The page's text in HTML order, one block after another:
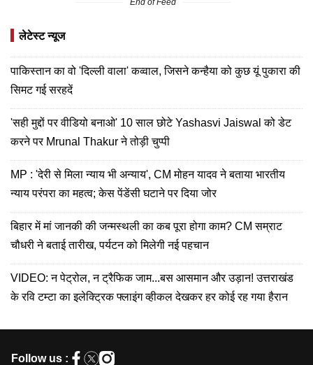
End of Feed
लेटेस्ट न्यूज
पाकिस्तान का वो 'दिल्ली वाला' कव्वाल, जिसने कन्हैया को कुछ यूं पुकारा की
सिमट गई सरहदें
'सही मुद्दों पर वीडियो बनाओ' 10 साल छोटे Yashasvi Jaiswal को डेट
करने पर Mrunal Thakur ने तोड़ी चुप्पी
MP : 'देरी से मिला न्याय भी अन्याय', CM मोहन यादव ने बताया भारतीय
न्याय परंपरा का महत्व; केस पेंडेंसी घटाने पर दिया जोर
बिहार में मां जानकी की जन्मस्थली का कब पूरा होगा काम? CM सम्राट
चौधरी ने बताई तारीख, पर्यटन को मिलेगी नई पहचान
VIDEO: न पेट्रोल, न ट्रैफिक जाम...बस आसमान और उड़ान! उत्तराखंड
के रवि टम्टा का इलेक्ट्रिक फ्लाइंग व्हीकल देखकर हर कोई रह गया हैरान
Follow us :